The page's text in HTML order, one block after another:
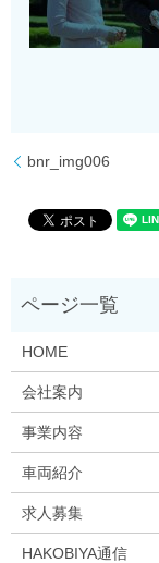
bnr_img006
HOME
会社案内
事業内容
車両紹介
求人募集
HAKOBIYA通信